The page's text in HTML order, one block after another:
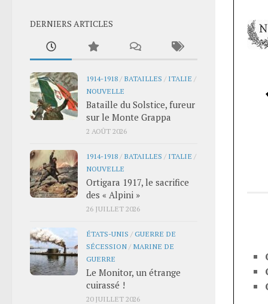
DERNIERS ARTICLES
1914-1918 / BATAILLES / ITALIE /
NOUVELLE
Bataille du Solstice, fureur
sur le Monte Grappa
2 AOÛT 2026
1914-1918 / BATAILLES / ITALIE /
NOUVELLE
Ortigara 1917, le sacrifice
des « Alpini »
26 JUILLET 2026
ÉTATS-UNIS /GUERRE DE
SÉCESSION / MARINE DE
GUERRE
Le Monitor, un étrange
cuirassé !
20 JUILLET 2026